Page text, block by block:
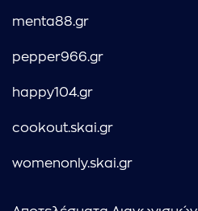
menta88.gr
pepper966.gr
happy104.gr
cookout.skai.gr
womenonly.skai.gr